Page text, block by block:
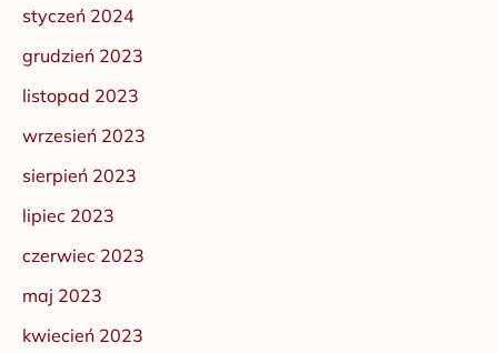
styczeń 2024
grudzień 2023
listopad 2023
wrzesień 2023
sierpień 2023
lipiec 2023
czerwiec 2023
maj 2023
kwiecień 2023